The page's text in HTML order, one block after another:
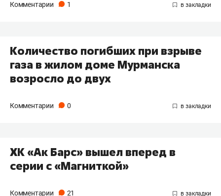
Комментарии 1
Количество погибших при взрыве
газа в жилом доме Мурманска
возросло до двух
Комментарии 0
ХК «Ак Барс» вышел вперед в
серии с «Магниткой»
Комментарии 21